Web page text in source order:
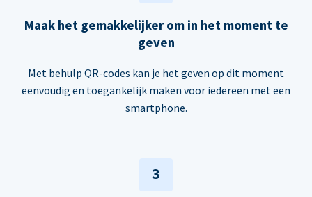
Maak het gemakkelijker om in het moment te
geven
Met behulp QR-codes kan je het geven op dit moment
eenvoudig en toegankelijk maken voor iedereen met een
smartphone.
3